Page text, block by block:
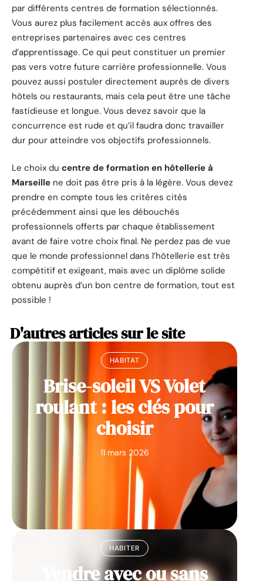
par différents centres de formation sélectionnés.
Vous aurez plus facilement accès aux offres des
entreprises partenaires avec ces centres
d’apprentissage. Ce qui peut constituer un premier
pas vers votre future carrière professionnelle. Vous
pouvez aussi postuler directement auprès de divers
hôtels ou restaurants, mais cela peut être une tâche
fastidieuse et longue. Vous devez savoir que la
concurrence est rude et qu’il faudra donc travailler
dur pour atteindre vos objectifs professionnels.
Le choix du centre de formation en hôtellerie à
Marseille ne doit pas être pris à la légère. Vous devez
prendre en compte tous les critères cités
précédemment ainsi que les débouchés
professionnels offerts par chaque établissement
avant de faire votre choix final. Ne perdez pas de vue
que le monde professionnel dans l’hôtellerie est très
compétitif et exigeant, mais avec un diplôme solide
obtenu auprès d’un bon centre de formation, tout est
possible !
D'autres articles sur le site
HABITAT
Brise-soleil VS Volet
roulant : les clés pour
choisir
11 mars 2026
HABITER
Vendre avec ou sans